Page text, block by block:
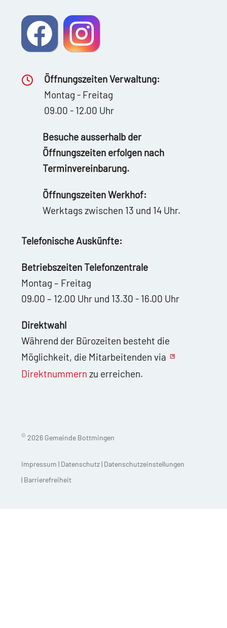
Öffnungszeiten Verwaltung:
Montag - Freitag
09.00 - 12.00 Uhr
Besuche ausserhalb der
Öffnungszeiten erfolgen nach
Terminvereinbarung.
Öffnungszeiten Werkhof:
Werktags zwischen 13 und 14 Uhr.
Telefonische Auskünfte:
Betriebszeiten Telefonzentrale
Montag – Freitag
09.00 – 12.00 Uhr und 13.30 - 16.00 Uhr
Direktwahl
Während der Bürozeiten besteht die
Möglichkeit, die Mitarbeitenden via
Direktnummern zu erreichen.
© 2026 Gemeinde Bottmingen
Impressum | Datenschutz| Datenschutzeinstellungen
| Barrierefreiheit